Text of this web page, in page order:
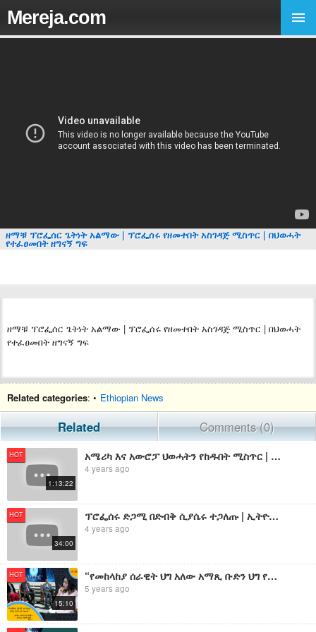
Mereja.com
ዘማቹ ፕሮፌሰር ጌትነት አልማው | ፕሮፌሰሩ የዘመተበት አስገዳጅ ሚስጥር | በህወሓት
የተፈፀመበት ዘግናኝ ግፍ
ዘማቹ ፕሮፌሰር ጌትነት አልማው | ፕሮፌሰሩ የዘመተበት አስገዳጅ ሚስጥር | በህወሓት
የተፈፀመበት ዘግናኝ ግፍ
Related categories: • Ethiopian News
Related Comments (0)
HOT
1:13:22
አሜሪካ እና አውሮፓ ህወሓትን የከዱበት ሚስጥር | በህወሓት ቤት ጎራ ለይቶ እያፋጨ ያለው ጉዳይ | የቀረው ይቀራል እንጂ ወልቃይት ተላልፎ አይሰጥም
4 years ago
HOT
34:00
ፕሮፌሰሩ ድጋሚ በድብቅ ሲያሴሩ ተጋለጡ | ኢትዮጵያን እንዲመታ የተላከው መሪ ተገልብጦ አሜሪካን ጉድ ሰራት
4 years ago
HOT
15:10
“የመከላከያ ሰራዊት ህግ አለው አማጺ ቡድን ህግ የለውም ” - ደምለው አልማው
5 years ago